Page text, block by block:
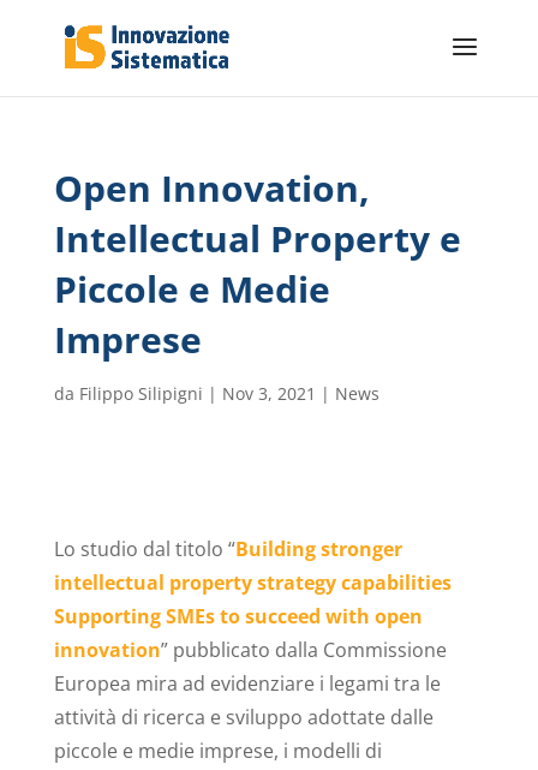
Open Innovation,
Intellectual Property e
Piccole e Medie
Imprese
da Filippo Silipigni | Nov 3, 2021 | News
Lo studio dal titolo “Building stronger
intellectual property strategy capabilities
Supporting SMEs to succeed with open
innovation” pubblicato dalla Commissione
Europea mira ad evidenziare i legami tra le
attività di ricerca e sviluppo adottate dalle
piccole e medie imprese, i modelli di